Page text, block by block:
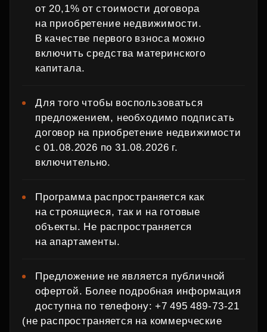
от 20,1% от стоимости договора
на приобретение недвижимости.
В качестве первого взноса можно
включить средства материнского
капитала.
Для того чтобы воспользоваться
предложением, необходимо подписать
договор на приобретение недвижимости
с 01.08.2026 по 31.08.2026 г.
включительно.
Программа распространяется как
на строящиеся, так и на готовые
объекты. Не распространяется
на апартаменты.
Предложение не является публичной
офертой. Более подробная информация
доступна по телефону: +7 495 489‑73‑21
(не распространяется на коммерческие